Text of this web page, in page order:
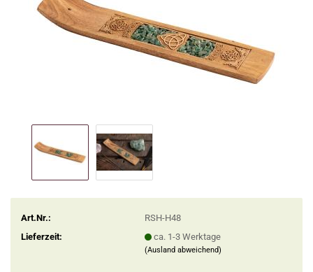
Art.Nr.:
RSH-H48
Lieferzeit:
ca. 1-3 Werktage
(Ausland abweichend)